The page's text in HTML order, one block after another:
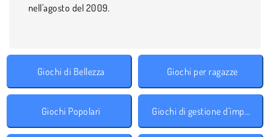
nell'agosto del 2009.
Giochi di Bellezza Giochi per ragazze
Giochi Popolari Giochi di gestione d'impresa